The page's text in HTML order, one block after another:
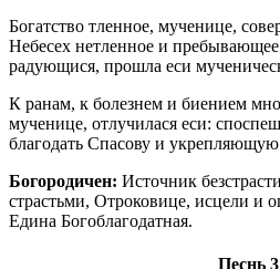
Богатство тленное, мученице,
Небесех нетленное и
радующися, прошла еси
К ранам, к болезнем и биением
мученице, отлучилася еси:
благодать Спасову и укрепляющую
Богородичен: Источник
страстьми, Отроковице, исцели и
Едина Богоблагодатная.
Песнь 3